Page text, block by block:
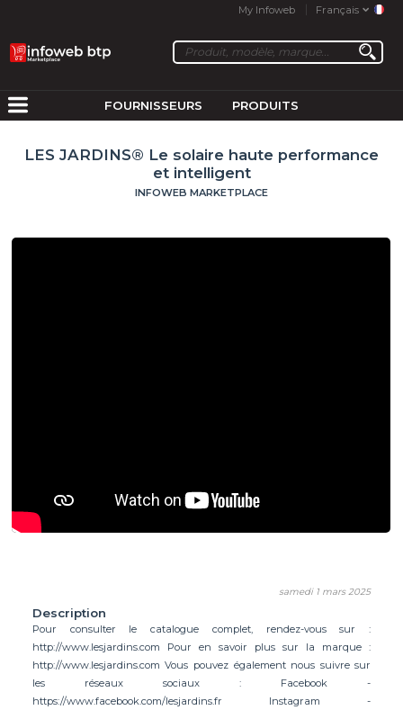
My Infoweb Français
FOURNISSEURS PRODUITS
LES JARDINS® Le solaire haute performance
et intelligent
INFOWEB MARKETPLACE
samedi 1 mars 2025
Description
Pour consulter le catalogue complet, rendez-vous sur :
http://www.lesjardins.com Pour en savoir plus sur la marque :
http://www.lesjardins.com Vous pouvez également nous suivre sur
les réseaux sociaux : Facebook -
https://www.facebook.com/lesjardins.fr Instagram -